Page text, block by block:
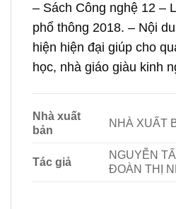
– Sách Công nghệ 12 –
phổ thông 2018. – Nội
hiện hiện đại giúp cho
học, nhà giáo giàu kinh
Nhà xuất
bản
NHÀ XUẤT
Tác giả
NGUYỄN
ĐOÀN THỊ